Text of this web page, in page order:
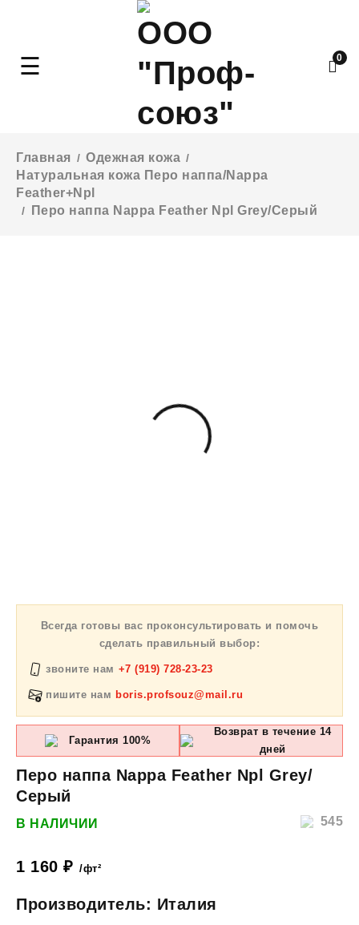
0
Главная / Одежная кожа /
Натуральная кожа Перо наппа/Nappa
Feather+Npl
/ Перо наппа Nappa Feather Npl Grey/Серый
Всегда готовы вас проконсультировать и помочь
сделать правильный выбор:
звоните нам +7 (919) 728-23-23
пишите нам boris.profsouz@mail.ru
Гарантия 100%
Возврат в течение 14
дней
Перо наппа Nappa Feather Npl Grey/
Серый
545
В НАЛИЧИИ
1 160 ₽ /фт²
Производитель: Италия